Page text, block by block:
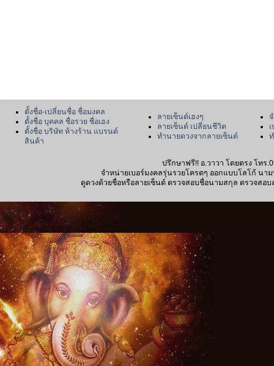
ตั้งชื่อ-เปลี่ยนชื่อ ชื่อมงคล
ตั้งชื่อ บุคคล ชื่อรวย ชื่อเฮง
ตั้งชื่อ บริษัท ห้างร้าน แบรนด์
สินค้า
ลายเซ็นต์เฮงๆ
ลายเซ็นต์ เปลี่ยนชีวิต
ทำนายดวงจากลายเซ็นต์
ปรึกษาฟรี!! อ.วาวา โดยตรง โทร
จำหน่ายเบอร์มงคลรุ่นรวยโครตๆ ออกแบบโลโก้ นา
ดูดวงด้วยชื่อหรือลายเซ็นต์ ตรวจสอบชื่อนามสกุล ตรวจสอ